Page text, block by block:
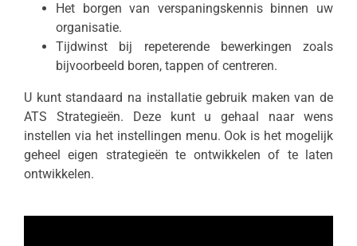
Het borgen van verspaningskennis binnen uw
organisatie.
Tijdwinst bij repeterende bewerkingen zoals
bijvoorbeeld boren, tappen of centreren.
U kunt standaard na installatie gebruik maken van de
ATS Strategieën. Deze kunt u gehaal naar wens
instellen via het instellingen menu. Ook is het mogelijk
geheel eigen strategieën te ontwikkelen of te laten
ontwikkelen.